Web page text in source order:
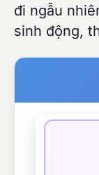
đi ngẫu
sinh động,